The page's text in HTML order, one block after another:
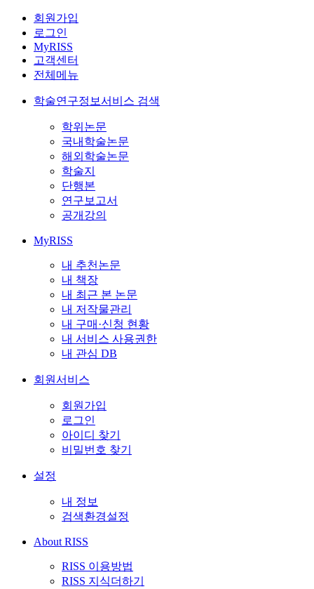
회원가입
로그인
MyRISS
고객센터
전체메뉴
학술연구정보서비스 검색
학위논문
국내학술논문
해외학술논문
학술지
단행본
연구보고서
공개강의
MyRISS
내 추천논문
내 책장
내 최근 본 논문
내 저작물관리
내 구매·신청 현황
내 서비스 사용권한
내 관심 DB
회원서비스
회원가입
로그인
아이디 찾기
비밀번호 찾기
설정
내 정보
검색환경설정
About RISS
RISS 이용방법
RISS 지식더하기